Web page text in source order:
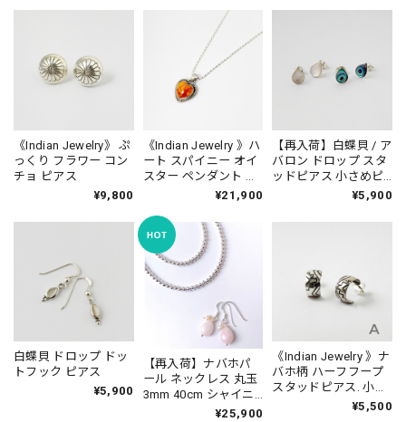
ス (チェーン オプショ
《Indian Jewelry》 ぷ
っくり フラワー コン
チョ ピアス
¥9,800
《Indian Jewelry 》ハ
ート スパイニー オイ
スター ペンダント ネ
ックレス Mサイズ¥21,900
【再入荷】白蝶貝 / ア
バロン ドロップ スタ
ッドピアス 小さめピ
アス プチピアス¥5,900
白蝶貝 ドロップ ドッ
トフック ピアス
¥5,900
【再入荷】ナバホパ
ール ネックレス 丸玉
3mm 40cm シャイニ
ー《Indian Jewelry》
¥25,900
《Indian Jewelry 》ナ
バホ柄 ハーフフープ
スタッドピアス. 小さ
めピアス プチピアス
¥5,500